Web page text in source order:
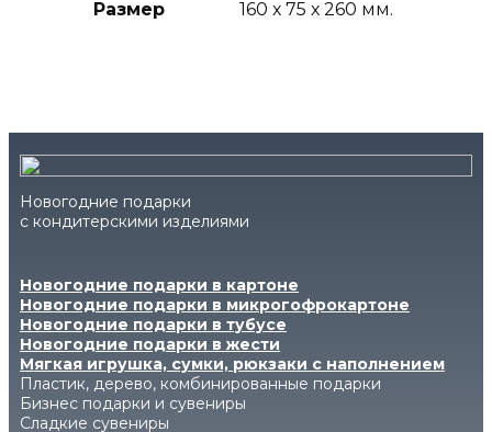
Размер 160 х 75 х 260 мм.
Новогодние подарки
с кондитерскими изделиями
Новогодние подарки в картоне
Новогодние подарки в микрогофрокартоне
Новогодние подарки в тубусе
Новогодние подарки в жести
Мягкая игрушка, сумки, рюкзаки с наполнением
Пластик, дерево, комбинированные подарки
Бизнес подарки и сувениры
Сладкие сувениры